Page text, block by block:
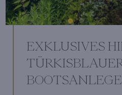
EXKLUSIVES